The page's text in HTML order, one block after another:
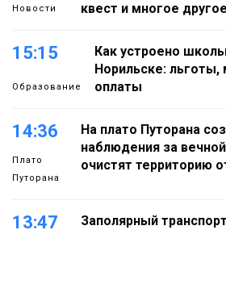
Новости
квест и многое другое
15:15
Образование
Как устроено
Норильске:
оплаты
14:36
Плато
Путорана
На плато Путорана
наблюдения за
очистят территорию
13:47
Заполярный